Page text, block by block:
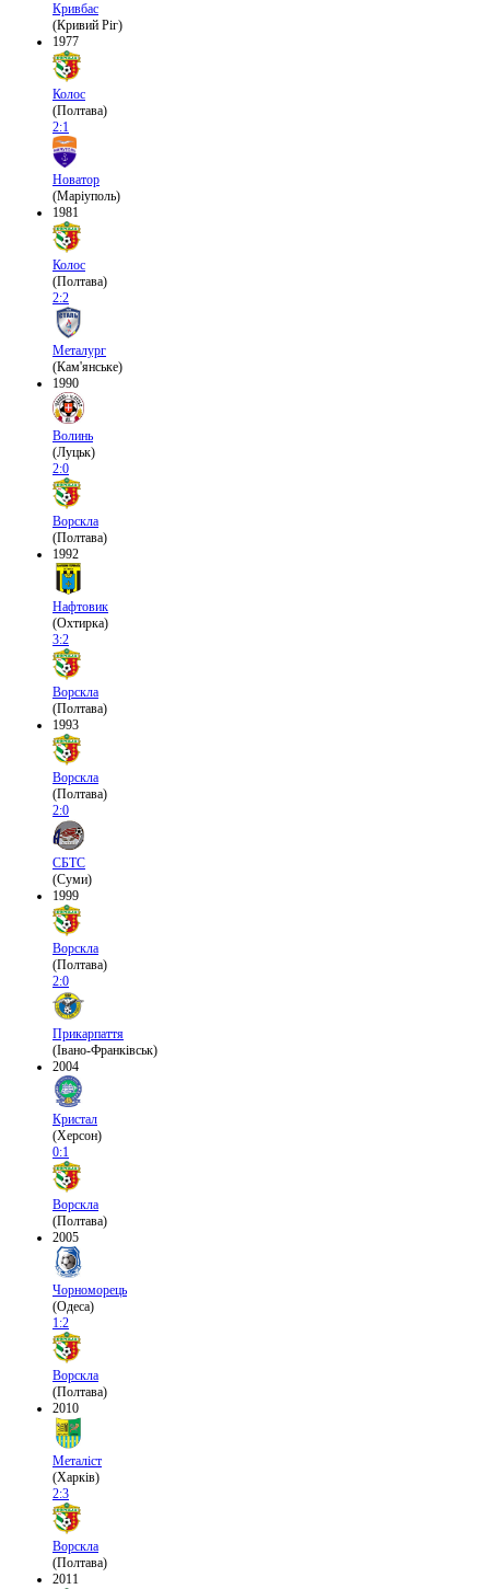
Кривбас
(Кривий Ріг)
1977
Колос
(Полтава)
2:1
Новатор
(Маріуполь)
1981
Колос
(Полтава)
2:2
Металург
(Кам'янське)
1990
Волинь
(Луцьк)
2:0
Ворскла
(Полтава)
1992
Нафтовик
(Охтирка)
3:2
Ворскла
(Полтава)
1993
Ворскла
(Полтава)
2:0
СБТС
(Суми)
1999
Ворскла
(Полтава)
2:0
Прикарпаття
(Івано-Франківськ)
2004
Кристал
(Херсон)
0:1
Ворскла
(Полтава)
2005
Чорноморець
(Одеса)
1:2
Ворскла
(Полтава)
2010
Металіст
(Харків)
2:3
Ворскла
(Полтава)
2011